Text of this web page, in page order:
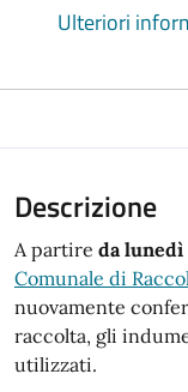
Ulteriori
Descrizione
A partire da lunedì
Comunale di
nuovamente
raccolta, gli
utilizzati.